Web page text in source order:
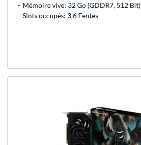
Mémoire vive: 32 Go (GDDR7, 512 Bit)
Slots occupés: 3,6 Fentes